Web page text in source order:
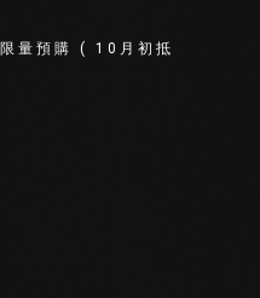
量預購 ( 10月初抵